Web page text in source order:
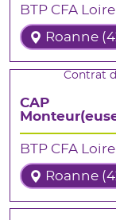
BTP CFA
Roanne
Contrat
CAP
BTP CFA
Roanne